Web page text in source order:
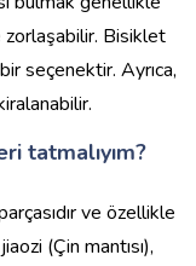
zorlaşabilir. Bisiklet
seçenektir. Ayrıca,
tatmalıyım?
ve özellikle
(Çin mantısı),